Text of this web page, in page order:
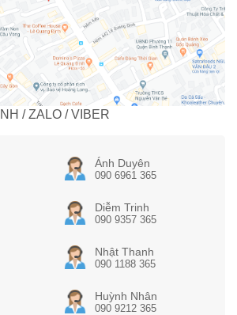
/ ZALO / VIBER
Ánh Duyên
090 6961 365
Diễm Trinh
090 9357 365
Nhật Thanh
090 1188 365
Huỳnh Nhân
090 9212 365